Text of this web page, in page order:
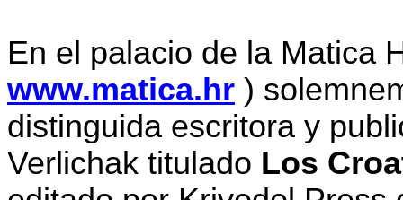
En el palacio de la Matica
www.matica.hr )
distinguida escritora y
Verlichak titulado Los